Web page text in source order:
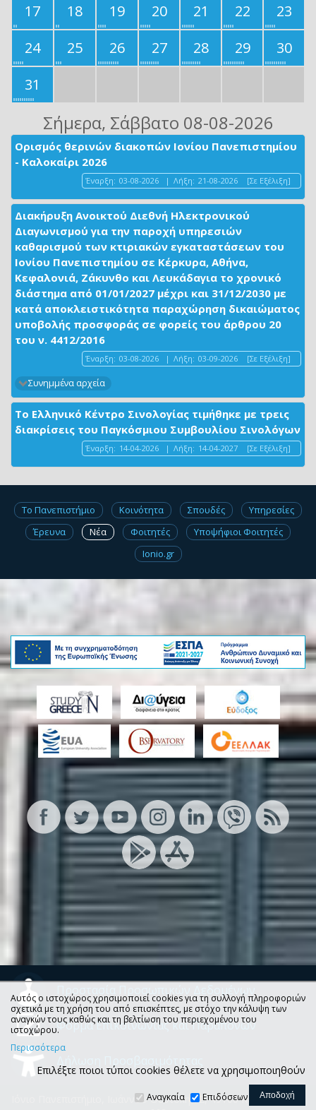
17
18 19 20 21 22
23
24
25 26 27 28 29
30
31
Σήμερα, Σάββατο 08-08-2026
Ορισμός θερινών διακοπών Ιονίου Πανεπιστημίου
- Καλοκαίρι 2026
Έναρξη: 03-08-2026 | Λήξη: 21-08-2026 [Σε Εξέλιξη]
Διακήρυξη Ανοικτού Διεθνή Ηλεκτρονικού
Διαγωνισμού για την παροχή υπηρεσιών
καθαρισμού των κτιριακών εγκαταστάσεων του
Ιονίου Πανεπιστημίου σε Κέρκυρα, Αθήνα,
Κεφαλονιά, Ζάκυνθο και Λευκάδαγια το χρονικό
διάστημα από 01/01/2027 μέχρι και 31/12/2030 με
κατά αποκλειστικότητα παραχώρηση δικαιώματος
υποβολής προσφοράς σε φορείς του άρθρου 20
του ν. 4412/2016
Έναρξη: 03-08-2026 | Λήξη: 03-09-2026 [Σε Εξέλιξη]
Συνημμένα αρχεία
Το Ελληνικό Κέντρο Σινολογίας τιμήθηκε με τρεις
διακρίσεις του Παγκόσμιου Συμβουλίου Σινολόγων
Έναρξη: 14-04-2026 | Λήξη: 14-04-2027 [Σε Εξέλιξη]
Το Πανεπιστήμιο Κοινότητα Σπουδές
Υπηρεσίες
Έρευνα
Νέα Φοιτητές
Υποψήφιοι Φοιτητές
Ionio.gr
Προστασία Προσωπικών Δεδομένων
Φόρμα Επικοινωνίας και Παραπόνων
Ιόνιο Πανεπιστήμιο, Ιωάννου Θεοτόκη 72, 49100 Κέρκυρα, Τ.Θ.
Αυτός ο ιστοχώρος χρησιμοποιεί cookies για τη συλλογή πληροφοριών
σχετικά με τη χρήση του από επισκέπτες, με στόχο την κάλυψη των
αναγκών τους καθώς και τη βελτίωση του περιεχομένου του
ιστοχώρου.
Περισσότερα
Επιλέξτε ποιοι τύποι cookies θέλετε να χρησιμοποιηθούν
Αναγκαία Επιδόσεων